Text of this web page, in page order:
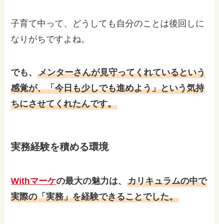
子育て中って、どうしても自分のことは後回しに
なりがちですよね。
でも、メンターさんが見守ってくれているという
感覚が、「今日も少しでも進めよう」という気持
ちにさせてくれたんです。
実務経験を積める環境
Withマーケの最大の魅力は、カリキュラムの中で
実際の「実務」を経験できることでした。